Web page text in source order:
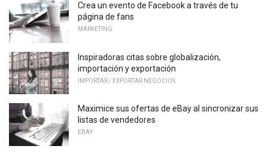
Crea un evento de Facebook a través de tu
página de fans
MÁRKETING
Inspiradoras citas sobre globalización,
importación y exportación
IMPORTAR / EXPORTAR NEGOCIOS
Maximice sus ofertas de eBay al sincronizar sus
listas de vendedores
EBAY